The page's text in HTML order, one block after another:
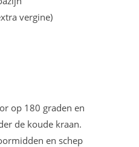
vergine)
op 180 graden en
de koude kraan.
en schep